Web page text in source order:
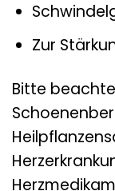
Zur
Bitte